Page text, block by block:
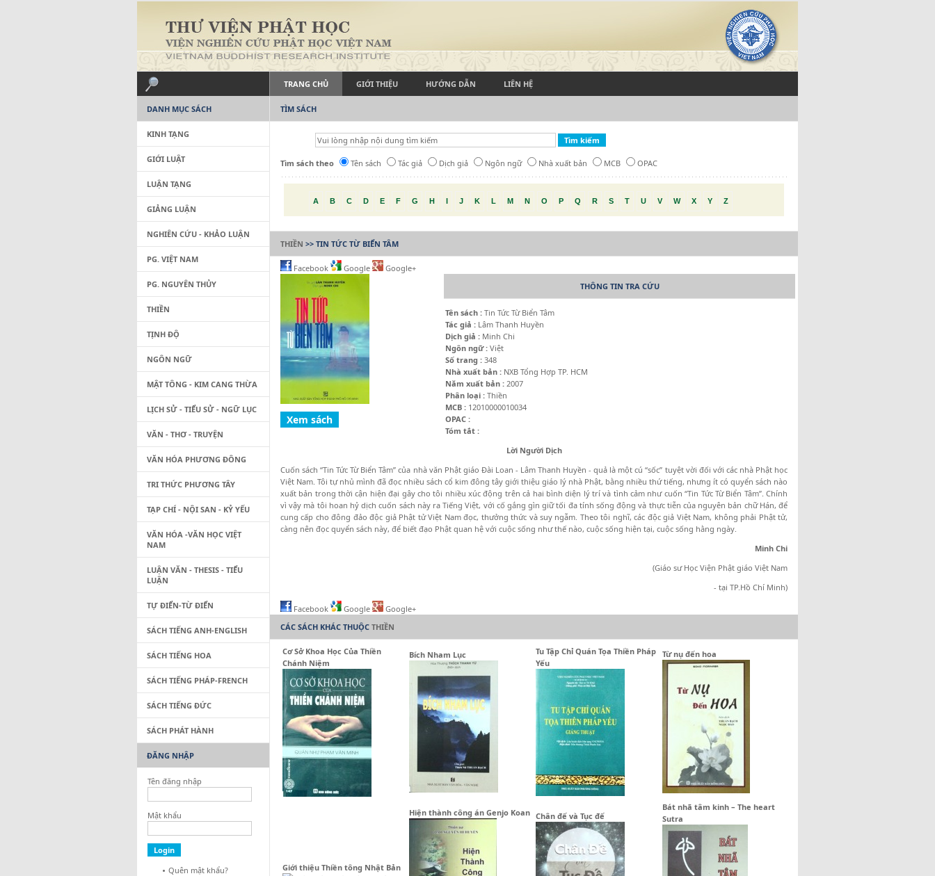
TRANG CHỦ GIỚI THIỆU HƯỚNG DẪN LIÊN HỆ
TÌM SÁCH
Tìm sách theo Tên sách Tác giả Dịch giả Ngôn ngữ Nhà xuất bản MCB OPAC
A B C D E F G H I J K L M N O P Q R S T U V W X Y Z
THIỀN >> TIN TỨC TỪ BIỂN TÂM
Facebook Google
Google+
THÔNG TIN TRA CỨU
Tên sách : Tin Tức Từ Biển Tâm
Tác giả : Lâm Thanh Huyền
Dịch giả : Minh Chi
Ngôn ngữ : Việt
Số trang : 348
Nhà xuất bản : NXB Tổng Hợp TP. HCM
Năm xuất bản : 2007
Phân loại : Thiền
MCB : 12010000010034
OPAC :
Tóm tắt :
Lời Người Dịch
Cuốn sách “Tin Tức Từ Biển Tâm” của nhà văn Phật giáo Đài Loan - Lâm Thanh Huyền - quả là một cú “sốc” tuyệt vời đối với các nhà Phật học
Việt Nam. Tôi tự nhủ mình đã đọc nhiều sách cổ kim đông tây giới thiệu giáo lý nhà Phật, bằng nhiều thứ tiếng, nhưng ít có quyển sách nào
xuất bản trong thời cận hiện đại gây cho tôi nhiều xúc động trên cả hai bình diện lý trí và tình cảm như cuốn “Tin Tức Từ Biển Tâm”. Chính
vì vậy mà tôi hoan hỷ dịch cuốn sách này ra Tiếng Việt, với cố gắng gìn giữ tối đa tính sống động và thực tiễn của nguyên bản chữ Hán, để
cung cấp cho đông đảo độc giả Phật tử Việt Nam đọc, thưởng thức và suy ngẫm. Theo tôi nghĩ, các độc giả Việt Nam, không phải Phật tử,
càng nên đọc quyển sách này, để biết đạo Phật quan hệ với cuộc sống như thế nào, cuộc sống hiện tại, cuộc sống hằng ngày.
Minh Chi
(Giáo sư Học Viện Phật giáo Việt Nam
- tại TP.Hồ Chí Minh)
Facebook Google
Google+
CÁC SÁCH KHÁC THUỘC THIỀN
Cơ Sở Khoa Học Của Thiền
Chánh Niệm
Bích Nham Lục
Tu Tập Chỉ Quán Tọa Thiền Pháp
Yếu
Từ nụ đến hoa
Giới thiệu Thiền tông Nhật Bản
Hiện thành công án Genjo Koan Chân đế và Tục đế
Bát nhã tâm kinh – The heart
Sutra
DANH MỤC SÁCH
KINH TẠNG
GIỚI LUẬT
LUẬN TẠNG
GIẢNG LUẬN
NGHIÊN CỨU - KHẢO LUẬN
PG. VIỆT NAM
PG. NGUYÊN THỦY
THIỀN
TỊNH ĐỘ
NGÔN NGỮ
MẬT TÔNG - KIM CANG THỪA
LỊCH SỬ - TIỂU SỬ - NGỮ LỤC
VĂN - THƠ - TRUYỆN
VĂN HÓA PHƯƠNG ĐÔNG
TRI THỨC PHƯƠNG TÂY
TẠP CHÍ - NỘI SAN - KỶ YẾU
VĂN HÓA -VĂN HỌC VIỆT
NAM
LUẬN VĂN - THESIS - TIỂU
LUẬN
TỰ ĐIỂN-TỪ ĐIỂN
SÁCH TIẾNG ANH-ENGLISH
SÁCH TIẾNG HOA
SÁCH TIẾNG PHÁP-FRENCH
SÁCH TIẾNG ĐỨC
SÁCH PHÁT HÀNH
ĐĂNG NHẬP
Tên đăng nhập
Mật khẩu
Quên mật khẩu?